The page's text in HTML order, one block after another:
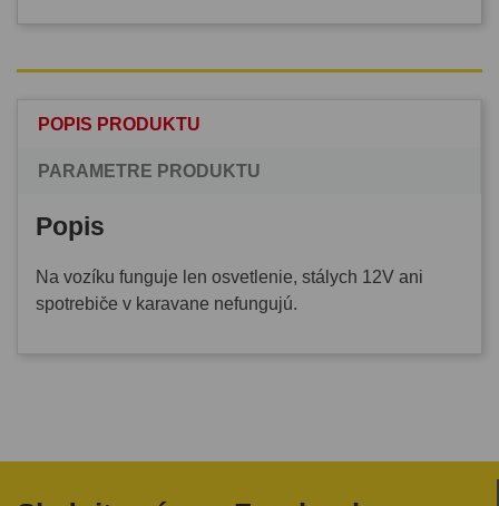
POPIS PRODUKTU
PARAMETRE PRODUKTU
Popis
Na vozíku funguje len osvetlenie, stálych 12V ani
spotrebiče v karavane nefungujú.